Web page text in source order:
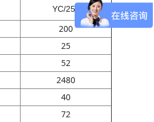
YC/250
200
25
52
2480
40
72